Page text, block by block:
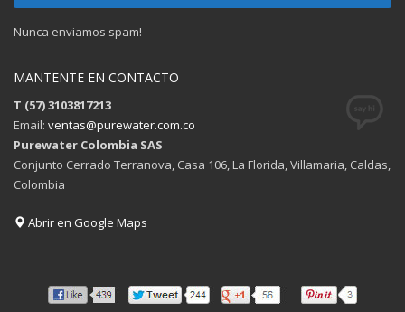
Nunca enviamos spam!
MANTENTE EN CONTACTO
T (57) 3103817213
Email: ventas@purewater.com.co
Purewater Colombia SAS
Conjunto Cerrado Terranova, Casa 106, La Florida, Villamaria, Caldas,
Colombia
Abrir en Google Maps